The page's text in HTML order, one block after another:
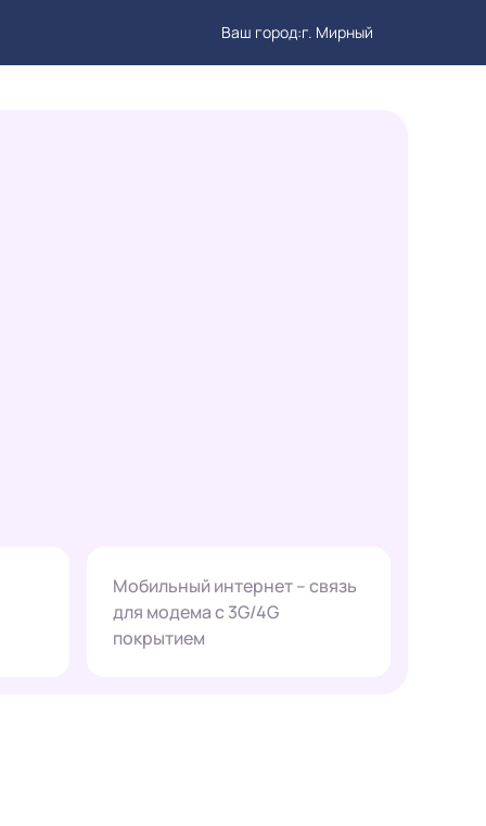
Ваш город:г. Мирный
Мобильный интернет – связь
для модема с 3G/4G
покрытием